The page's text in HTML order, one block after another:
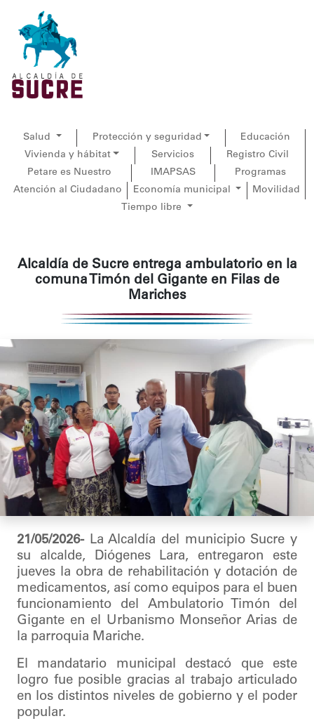
Salud Protección y seguridad
Educación
Vivienda y hábitat
Servicios
Registro Civil
Petare es Nuestro
IMAPSAS
Programas
Atención al Ciudadano
Economía municipal
Movilidad
Tiempo libre
Alcaldía de Sucre entrega ambulatorio en la
comuna Timón del Gigante en Filas de
Mariches
21/05/2026-La Alcaldía del municipio Sucre y
su alcalde, Diógenes Lara, entregaron este
jueves la obra de rehabilitación y dotación de
medicamentos, así como equipos para el buen
funcionamiento del Ambulatorio Timón del
Gigante en el Urbanismo Monseñor Arias de
la parroquia Mariche.
El mandatario municipal destacó que este
logro fue posible gracias al trabajo articulado
en los distintos niveles de gobierno y el poder
popular.